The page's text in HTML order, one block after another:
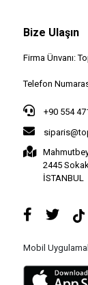
Bize Ulaşın
Firma Ünvanı:
Telefon
+90 554
2445
İSTANBUL
Mobil